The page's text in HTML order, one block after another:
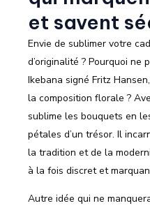
et savent
Envie de sublimer votre
d’originalité ? Pourquoi ne
Ikebana signé Fritz
la composition florale ?
sublime les bouquets en
pétales d’un trésor. Il
la tradition et de la
à la fois discret et
Autre idée qui ne